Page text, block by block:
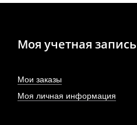
Моя учетная запись
Мои заказы
Моя личная информация